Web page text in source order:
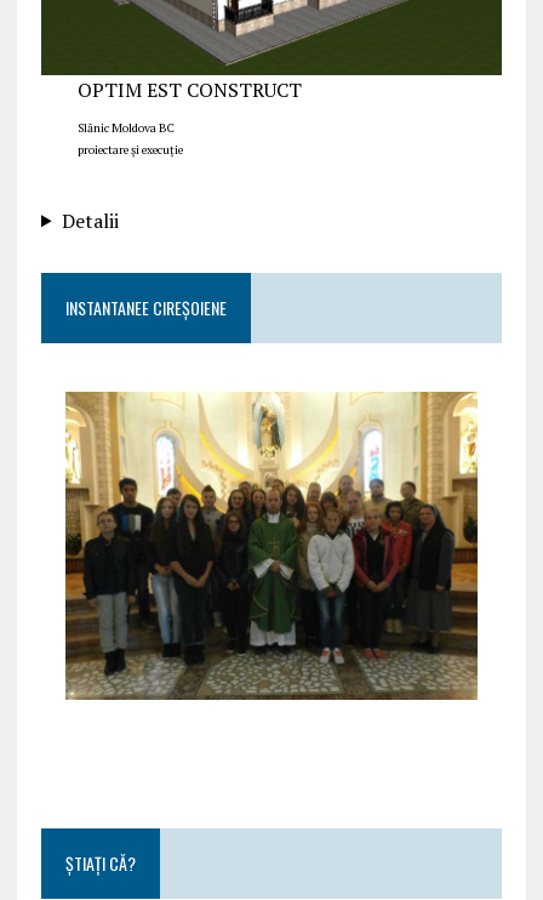
OPTIM EST CONSTRUCT
Slănic Moldova BC
proiectare și execuție
Detalii
INSTANTANEE CIREȘOIENE
ȘTIAȚI CĂ?